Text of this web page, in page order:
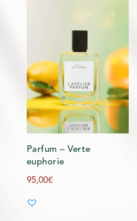
Parfum – Verte
euphorie
95,00€